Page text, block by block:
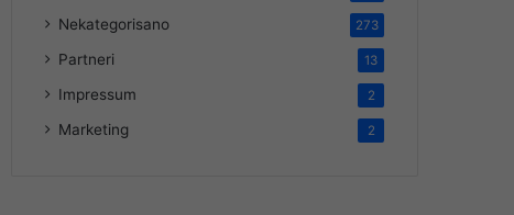
Nekategorisano 273
Partneri 13
Impressum 2
Marketing 2